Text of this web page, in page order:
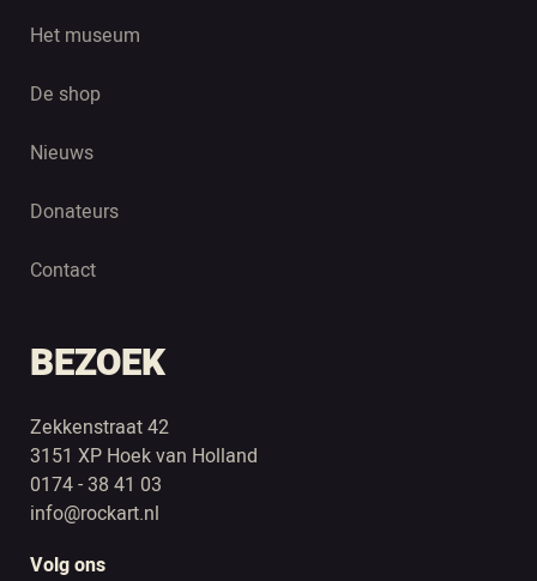
Het museum
De shop
Nieuws
Donateurs
Contact
BEZOEK
Zekkenstraat 42
3151 XP Hoek van Holland
0174 - 38 41 03
info@rockart.nl
Volg ons